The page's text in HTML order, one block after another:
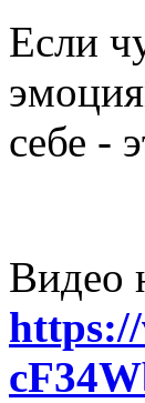
Если
себе -
Видео